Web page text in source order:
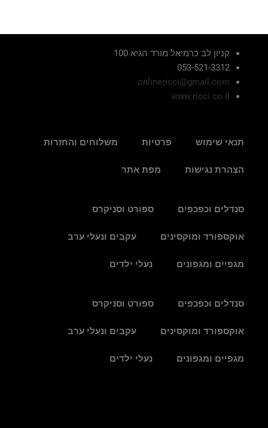
קניון לב כרמיאל מורד הגיא 100
053-521-3312
onlinericci@gmail.com
www.ricci.co.il
תנאי שימוש פרטיות משלוחים והחזרות
הצהרת נגישות מפת אתר
סנדלים וכפכפים ספורט וסניקרס
אוקספורד ומוקסינים עקבים ונעלי ערב
מגפיים ומגפונים נעלי ילדים
סנדלים וכפכפים ספורט וסניקרס
אוקספורד ומוקסינים עקבים ונעלי ערב
מגפיים ומגפונים נעלי ילדים